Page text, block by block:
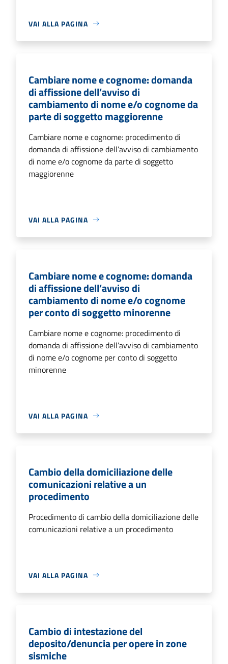
VAI ALLA PAGINA
Cambiare nome e cognome: domanda
di affissione dell’avviso di
cambiamento di nome e/o cognome da
parte di soggetto maggiorenne
Cambiare nome e cognome: procedimento di
domanda di affissione dell’avviso di cambiamento
di nome e/o cognome da parte di soggetto
maggiorenne
VAI ALLA PAGINA
Cambiare nome e cognome: domanda
di affissione dell’avviso di
cambiamento di nome e/o cognome
per conto di soggetto minorenne
Cambiare nome e cognome: procedimento di
domanda di affissione dell’avviso di cambiamento
di nome e/o cognome per conto di soggetto
minorenne
VAI ALLA PAGINA
Cambio della domiciliazione delle
comunicazioni relative a un
procedimento
Procedimento di cambio della domiciliazione delle
comunicazioni relative a un procedimento
VAI ALLA PAGINA
Cambio di intestazione del
deposito/denuncia per opere in zone
sismiche